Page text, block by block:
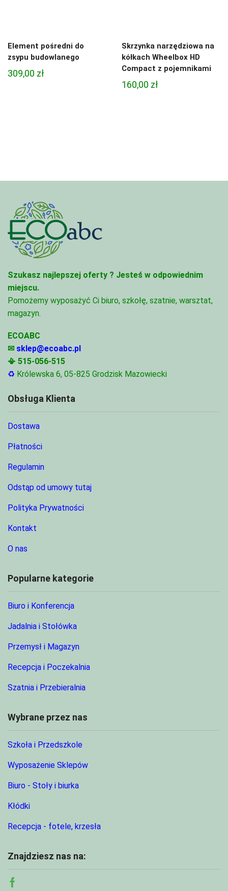
Element pośredni do
zsypu budowlanego
309,00 zł
Skrzynka narzędziowa na
kółkach Wheelbox HD
Compact z pojemnikami
160,00 zł
Szukasz najlepszej oferty ? Jesteś w odpowiednim
miejscu.
Pomożemy wyposażyć Ci biuro, szkołę, szatnie, warsztat,
magazyn.
ECOABC
✉ sklep@ecoabc.pl
📳 515-056-515
♻ Królewska 6, 05-825 Grodzisk Mazowiecki
Obsługa Klienta
Dostawa
Płatności
Regulamin
Odstąp od umowy tutaj
Polityka Prywatności
Kontakt
O nas
Popularne kategorie
Biuro i Konferencja
Jadalnia i Stołówka
Przemysł i Magazyn
Recepcja i Poczekalnia
Szatnia i Przebieralnia
Wybrane przez nas
Szkoła i Przedszkole
Wyposażenie Sklepów
Biuro - Stoły i biurka
Kłódki
Recepcja - fotele, krzesła
Znajdziesz nas na: